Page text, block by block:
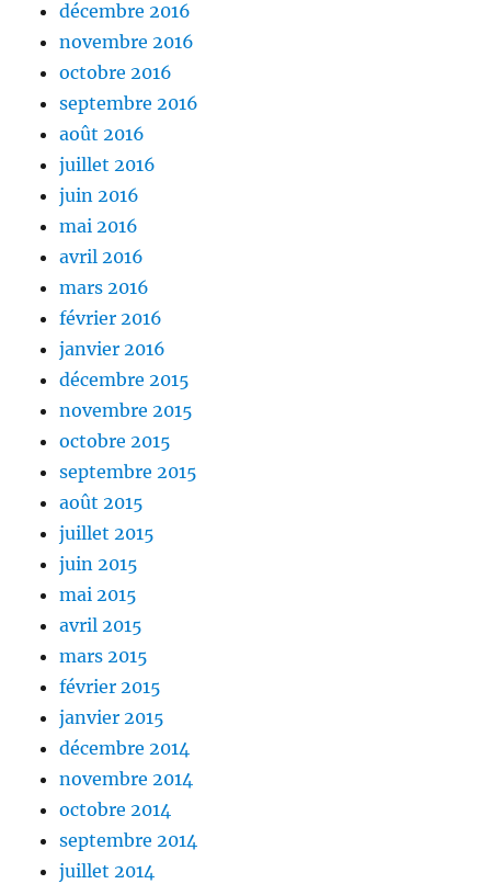
décembre 2016
novembre 2016
octobre 2016
septembre 2016
août 2016
juillet 2016
juin 2016
mai 2016
avril 2016
mars 2016
février 2016
janvier 2016
décembre 2015
novembre 2015
octobre 2015
septembre 2015
août 2015
juillet 2015
juin 2015
mai 2015
avril 2015
mars 2015
février 2015
janvier 2015
décembre 2014
novembre 2014
octobre 2014
septembre 2014
juillet 2014